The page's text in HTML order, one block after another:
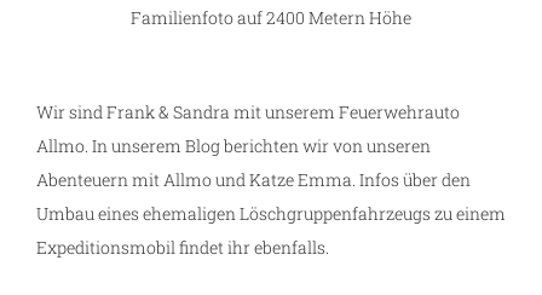
Familienfoto auf 2400 Metern Höhe
Wir sind Frank & Sandra mit unserem Feuerwehrauto
Allmo. In unserem Blog berichten wir von unseren
Abenteuern mit Allmo und Katze Emma. Infos über den
Umbau eines ehemaligen Löschgruppenfahrzeugs zu einem
Expeditionsmobil findet ihr ebenfalls.